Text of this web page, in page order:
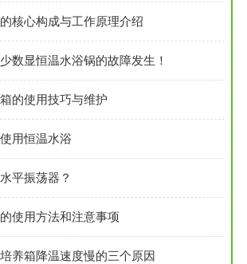
核心构成与工作原理介绍
数显恒温水浴锅的故障发生！
的使用技巧与维护
用恒温水浴
平振荡器？
使用方法和注意事项
养箱降温速度慢的三个原因